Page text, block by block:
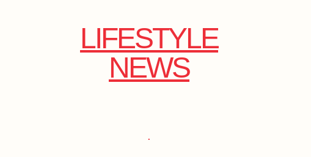
LIFESTYLE
NEWS
.